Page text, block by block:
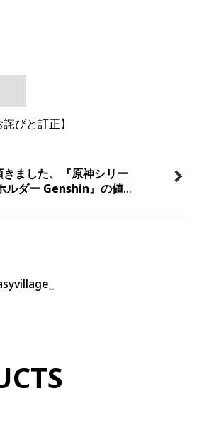
びと訂正】
ました、『原神シリー
ルダー Genshin』の値段
ルキーホルダ
スリ
000000004477/